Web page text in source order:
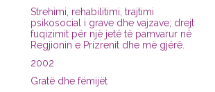
Strehimi, rehabilitimi, trajtimi
psikosocial i grave dhe vajzave; drejt
fuqizimit për një jetë të pamvarur në
Regjionin e Prizrenit dhe më gjërê.
2002
Gratë dhe fëmijët